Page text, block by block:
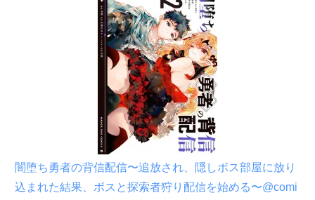
闇堕ち勇者の背信配信〜追放され、隠しボス部屋に放り
込まれた結果、ボスと探索者狩り配信を始める〜@comi